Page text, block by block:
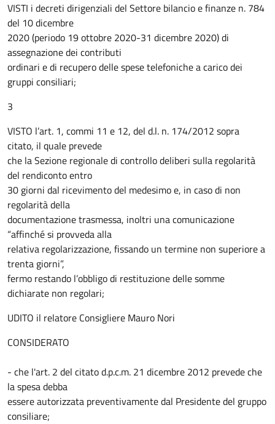
VISTI i decreti dirigenziali del Settore bilancio e finanze n. 784
del 10 dicembre
2020 (periodo 19 ottobre 2020-31 dicembre 2020) di
assegnazione dei contributi
ordinari e di recupero delle spese telefoniche a carico dei
gruppi consiliari;
3
VISTO l’art. 1, commi 11 e 12, del d.l. n. 174/2012 sopra
citato, il quale prevede
che la Sezione regionale di controllo deliberi sulla regolarità
del rendiconto entro
30 giorni dal ricevimento del medesimo e, in caso di non
regolarità della
documentazione trasmessa, inoltri una comunicazione
“affinché si provveda alla
relativa regolarizzazione, fissando un termine non superiore a
trenta giorni”,
fermo restando l’obbligo di restituzione delle somme
dichiarate non regolari;
UDITO il relatore Consigliere Mauro Nori
CONSIDERATO
- che l'art. 2 del citato d.p.c.m. 21 dicembre 2012 prevede che
la spesa debba
essere autorizzata preventivamente dal Presidente del gruppo
consiliare;